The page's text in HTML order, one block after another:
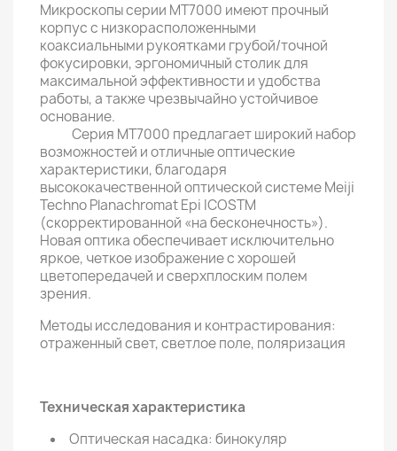
Микроскопы серии MT7000 имеют прочный
корпус с низкорасположенными
коаксиальными рукоятками грубой/точной
фокусировки, эргономичный столик для
максимальной эффективности и удобства
работы, а также чрезвычайно устойчивое
основание.
Серия MT7000 предлагает широкий набор
возможностей и отличные оптические
характеристики, благодаря
высококачественной оптической системе Meiji
Techno Planachromat Epi ICOSTM
(скорректированной «на бесконечность»).
Новая оптика обеспечивает исключительно
яркое, четкое изображение с хорошей
цветопередачей и сверхплоским полем
зрения.
Методы исследования и контрастирования:
отраженный свет, светлое поле, поляризация
Техническая характеристика
Оптическая насадка: бинокуляр